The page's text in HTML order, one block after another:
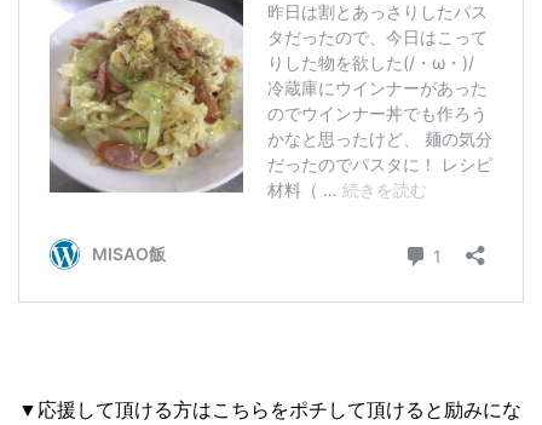
▼応援して頂ける方はこちらをポチして頂けると励みにな